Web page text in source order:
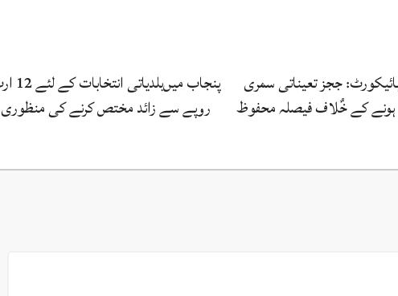
ہائیکورٹ: ججز تعیناتی سمری
ہونے کے خٌلاف فیصلہ محفوظ
پنجاب
روپے سے زائد مختص کرنے کی منظوری